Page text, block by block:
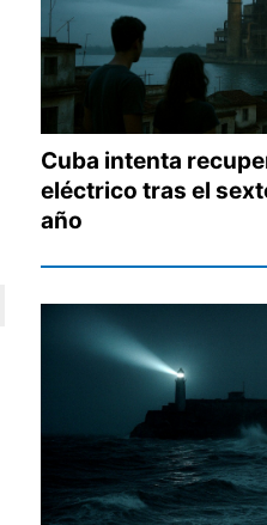
Cuba intenta
eléctrico tras el
año